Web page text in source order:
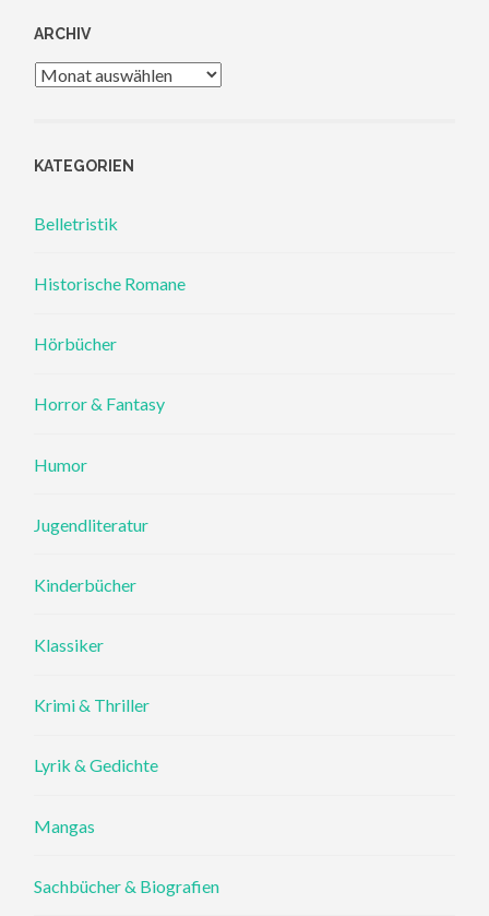
ARCHIV
Archiv
KATEGORIEN
Belletristik
Historische Romane
Hörbücher
Horror & Fantasy
Humor
Jugendliteratur
Kinderbücher
Klassiker
Krimi & Thriller
Lyrik & Gedichte
Mangas
Sachbücher & Biografien